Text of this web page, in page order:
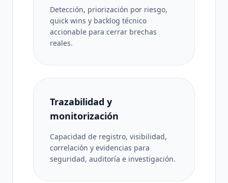
Detección, priorización por riesgo,
quick wins y backlog técnico
accionable para cerrar brechas
reales.
Trazabilidad y
monitorización
Capacidad de registro, visibilidad,
correlación y evidencias para
seguridad, auditoría e investigación.